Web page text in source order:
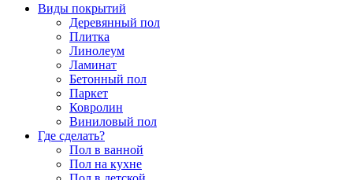
Виды покрытий
Деревянный пол
Плитка
Линолеум
Ламинат
Бетонный пол
Паркет
Ковролин
Виниловый пол
Где сделать?
Пол в ванной
Пол на кухне